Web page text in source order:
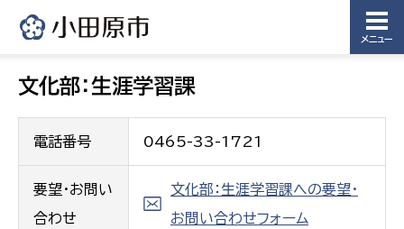
メニュー
文化部：生涯学習課
電話番号 0465-33-1721
要望・お問い
合わせ
文化部：生涯学習課への要望・
お問い合わせフォーム